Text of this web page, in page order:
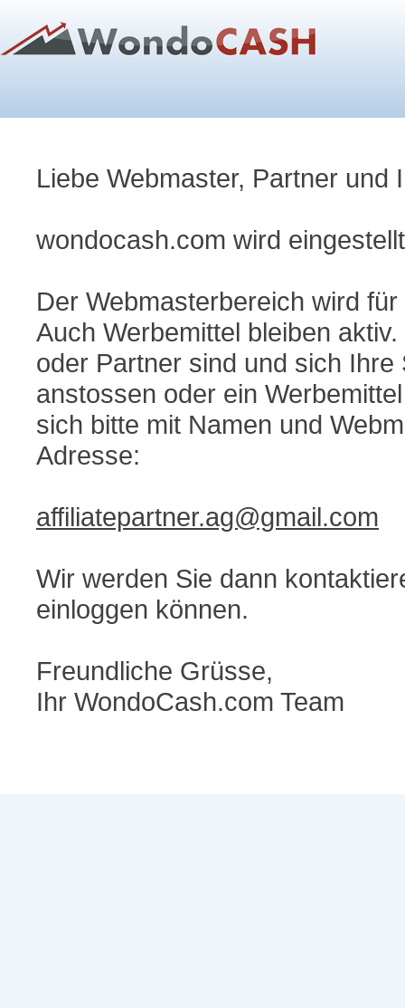
Liebe Webmaster, Partner und
wondocash.com wird
Der Webmasterbereich wird
Auch Werbemittel bleiben
oder Partner sind und sich
anstossen oder ein
sich bitte mit Namen und
Adresse:
affiliatepartner.ag@gmail.com
Wir werden Sie dann
einloggen können.
Freundliche Grüsse,
Ihr WondoCash.com Team